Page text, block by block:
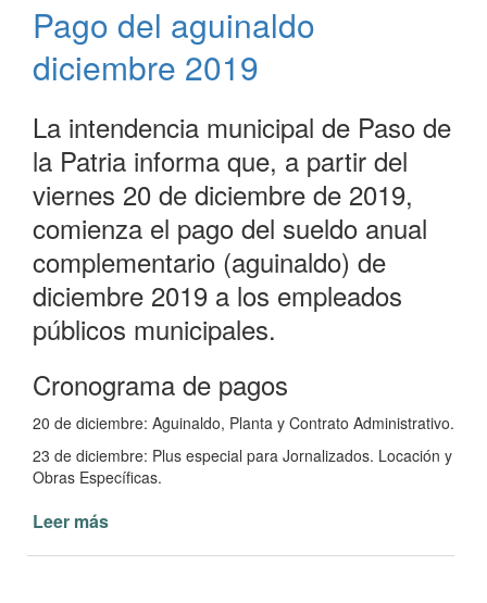
diciembre
2019
Pago del aguinaldo
diciembre 2019
La intendencia municipal de Paso de
la Patria informa que, a partir del
viernes 20 de diciembre de 2019,
comienza el pago del sueldo anual
complementario (aguinaldo) de
diciembre 2019 a los empleados
públicos municipales.
Cronograma de pagos
20 de diciembre: Aguinaldo, Planta y Contrato Administrativo.
23 de diciembre: Plus especial para Jornalizados. Locación y
Obras Específicas.
Leer más